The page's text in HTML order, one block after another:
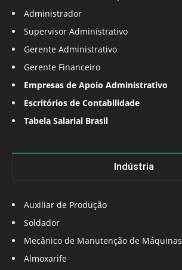
Administrador
Supervisor Administrativo
Gerente Administrativo
Gerente Financeiro
Empresas de Apoio Administrativo
Escritórios de Contabilidade
Tabela Salarial Brasil
Indústria
Auxiliar de Produção
Soldador
Mecânico de Manutenção de Máquinas
Almoxarife